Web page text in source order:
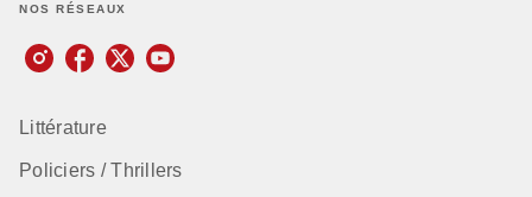
NOS RÉSEAUX
Littérature
Policiers / Thrillers